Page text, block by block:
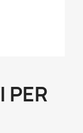
PER